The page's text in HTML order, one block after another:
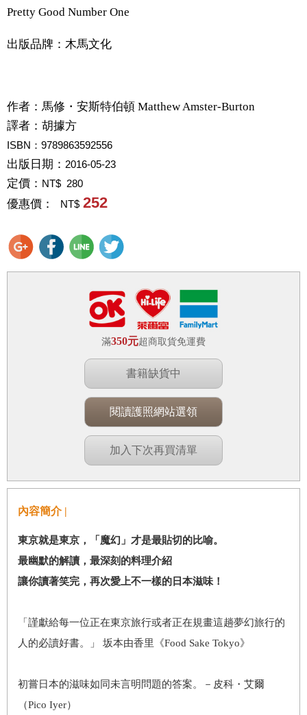
Pretty Good Number One
出版品牌：木馬文化
作者： 馬修・安斯特伯頓 Matthew Amster-Burton
譯者： 胡據方
ISBN：9789863592556
出版日期： 2016-05-23
定價： NT$ 280
優惠價： NT$ 252
滿350元超商取貨免運費
書籍缺貨中
閱讀護照網站選領
加入下次再買清單
內容簡介 |
東京就是東京，「魔幻」才是最貼切的比喻。
最幽默的解讀，最深刻的料理介紹
讓你讀著笑完，再次愛上不一樣的日本滋味！
「謹獻給每一位正在東京旅行或者正在規畫這趟夢幻旅行的
人的必讀好書。」 坂本由香里《Food Sake Tokyo》
初嘗日本的滋味如同未言明問題的答案。－皮科・艾爾
（Pico Iyer）